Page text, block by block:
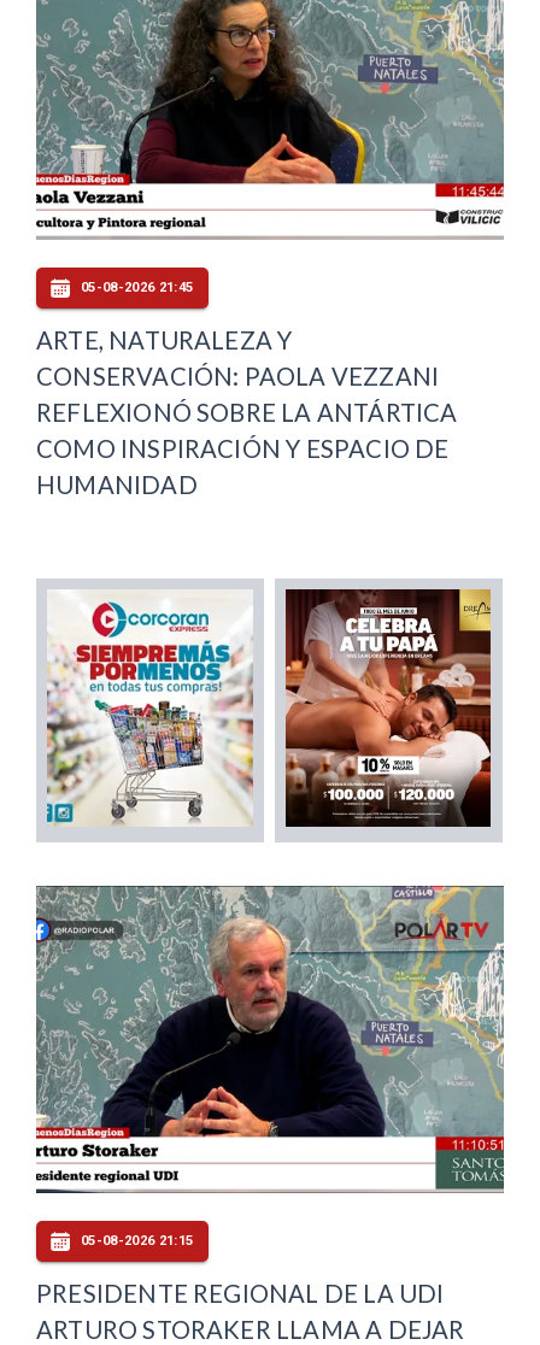
05-08-2026 21:45
ARTE, NATURALEZA Y
CONSERVACIÓN: PAOLA VEZZANI
REFLEXIONÓ SOBRE LA ANTÁRTICA
COMO INSPIRACIÓN Y ESPACIO DE
HUMANIDAD
05-08-2026 21:15
PRESIDENTE REGIONAL DE LA UDI
ARTURO STORAKER LLAMA A DEJAR